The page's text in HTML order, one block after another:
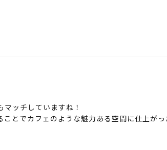
ッチしていますね！
とでカフェのような魅力ある空間に仕上が